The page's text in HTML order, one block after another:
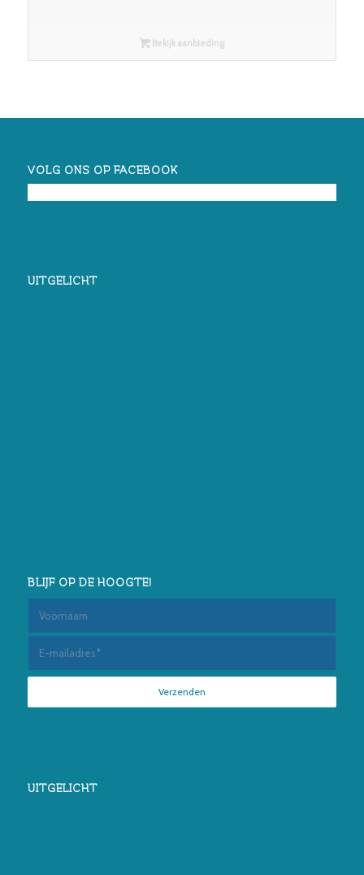
Bekijk aanbieding
VOLG ONS OP FACEBOOK
UITGELICHT
BLIJF OP DE HOOGTE!
UITGELICHT